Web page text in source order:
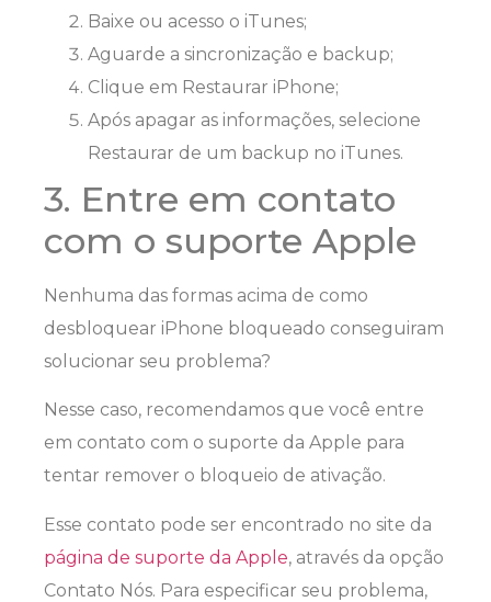
Baixe ou acesso o iTunes;
Aguarde a sincronização e backup;
Clique em Restaurar iPhone;
Após apagar as informações, selecione
Restaurar de um backup no iTunes.
3. Entre em contato
com o suporte Apple
Nenhuma das formas acima de como
desbloquear iPhone bloqueado conseguiram
solucionar seu problema?
Nesse caso, recomendamos que você entre
em contato com o suporte da Apple para
tentar remover o bloqueio de ativação.
Esse contato pode ser encontrado no site da
página de suporte da Apple, através da opção
Contato Nós. Para especificar seu problema,